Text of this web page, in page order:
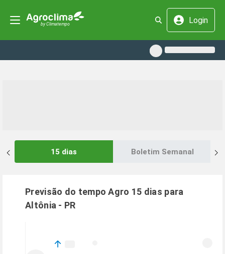
Login
15 dias Boletim Semanal
Previsão do tempo Agro 15 dias para
Altônia - PR